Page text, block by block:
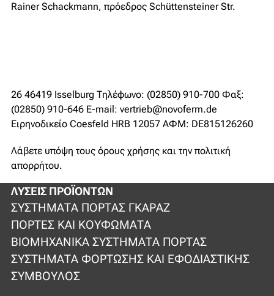
Rainer Schackmann, πρόεδρος Schüttensteiner Str.
26 46419 Isselburg Τηλέφωνο: (02850) 910-700 Φαξ:
(02850) 910-646 E-mail: vertrieb@novoferm.de
Ειρηνοδικείο Coesfeld HRB 12057 ΑΦΜ: DE815126260
Λάβετε υπόψη τους όρους χρήσης και την πολιτική
απορρήτου.
ΛΎΣΕΙΣ ΠΡΟΪΌΝΤΩΝ
ΣΥΣΤΉΜΑΤΑ ΠΌΡΤΑΣ ΓΚΑΡΆΖ
ΠΌΡΤΕΣ ΚΑΙ ΚΟΥΦΏΜΑΤΑ
ΒΙΟΜΗΧΑΝΙΚΆ ΣΥΣΤΉΜΑΤΑ ΠΌΡΤΑΣ
ΣΥΣΤΉΜΑΤΑ ΦΌΡΤΩΣΗΣ ΚΑΙ ΕΦΟΔΙΑΣΤΙΚΉΣ
ΣΎΜΒΟΥΛΟΣ